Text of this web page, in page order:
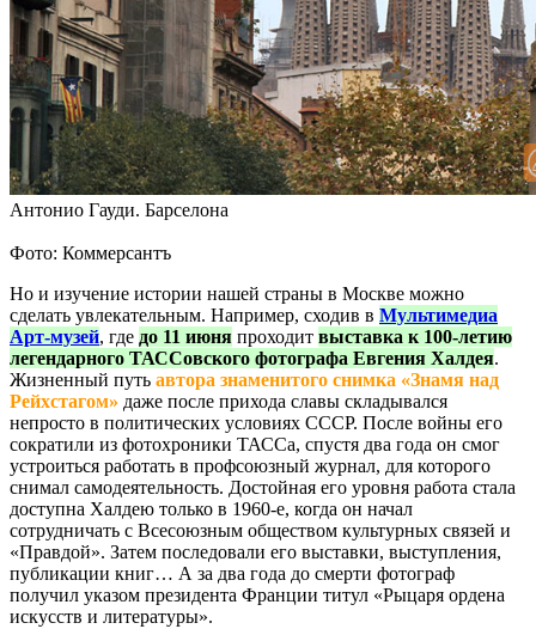
Антонио Гауди. Барселона
Фото: Коммерсантъ
Но и изучение истории нашей страны в Москве можно
сделать увлекательным. Например, сходив в Мультимедиа
Арт-музей, где до 11 июня проходит выставка к 100-летию
легендарного ТАССовского фотографа Евгения Халдея.
Жизненный путь автора знаменитого снимка «Знамя над
Рейхстагом» даже после прихода славы складывался
непросто в политических условиях СССР. После войны его
сократили из фотохроники ТАССа, спустя два года он смог
устроиться работать в профсоюзный журнал, для которого
снимал самодеятельность. Достойная его уровня работа стала
доступна Халдею только в 1960-е, когда он начал
сотрудничать с Всесоюзным обществом культурных связей и
«Правдой». Затем последовали его выставки, выступления,
публикации книг… А за два года до смерти фотограф
получил указом президента Франции титул «Рыцаря ордена
искусств и литературы».